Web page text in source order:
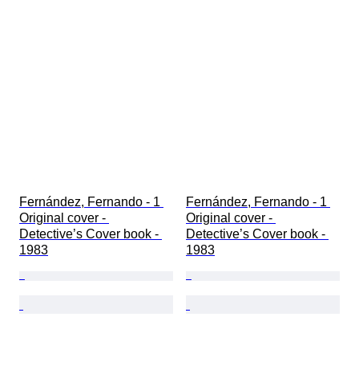
Fernández, Fernando - 1
Original cover -
Detective’s Cover book -
1983
Fernández, Fernando - 1
Original cover -
Detective’s Cover book -
1983